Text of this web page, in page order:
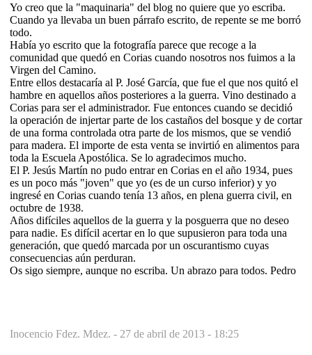
Yo creo que la "maquinaria" del blog no quiere que yo escriba.
Cuando ya llevaba un buen párrafo escrito, de repente se me borró
todo.
Había yo escrito que la fotografía parece que recoge a la
comunidad que quedó en Corias cuando nosotros nos fuimos a la
Virgen del Camino.
Entre ellos destacaría al P. José García, que fue el que nos quitó el
hambre en aquellos años posteriores a la guerra. Vino destinado a
Corias para ser el administrador. Fue entonces cuando se decidió
la operación de injertar parte de los castaños del bosque y de cortar
de una forma controlada otra parte de los mismos, que se vendió
para madera. El importe de esta venta se invirtió en alimentos para
toda la Escuela Apostólica. Se lo agradecimos mucho.
El P. Jesús Martín no pudo entrar en Corias en el año 1934, pues
es un poco más "joven" que yo (es de un curso inferior) y yo
ingresé en Corias cuando tenía 13 años, en plena guerra civil, en
octubre de 1938.
Años difíciles aquellos de la guerra y la posguerra que no deseo
para nadie. Es difícil acertar en lo que supusieron para toda una
generación, que quedó marcada por un oscurantismo cuyas
consecuencias aún perduran.
Os sigo siempre, aunque no escriba. Un abrazo para todos. Pedro
Inocencio Fdez. Mdez. - 27 de abril de 2013 - 18:25